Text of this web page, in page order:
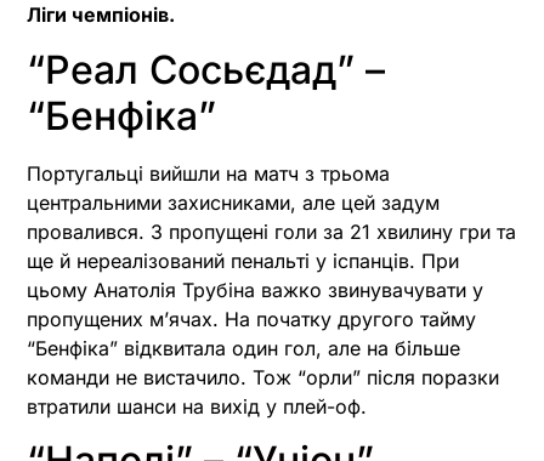
Ліги чемпіонів.
“Реал Сосьєдад” –
“Бенфіка”
Португальці вийшли на матч з трьома
центральними захисниками, але цей задум
провалився. 3 пропущені голи за 21 хвилину гри та
ще й нереалізований пенальті у іспанців. При
цьому Анатолія Трубіна важко звинувачувати у
пропущених м’ячах. На початку другого тайму
“Бенфіка” відквитала один гол, але на більше
команди не вистачило. Тож “орли” після поразки
втратили шанси на вихід у плей-оф.